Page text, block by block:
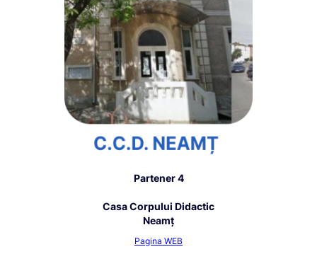
Partener 4
Casa Corpului Didactic
Neamț
Pagina WEB